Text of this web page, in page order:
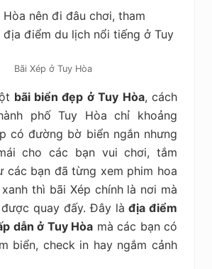
Bãi Xép ở Tuy Hòa
bãi biển đẹp ở Tuy Hòa, cách
phố Tuy Hòa chỉ khoảng
có đường bờ biển ngắn nhưng
cho các bạn vui chơi, tắm
các bạn đã từng xem phim hoa
thì bãi Xép chính là nơi mà
quay đấy. Đây là địa điểm
dẫn ở Tuy Hòa mà các bạn có
biển, check in hay ngắm cảnh